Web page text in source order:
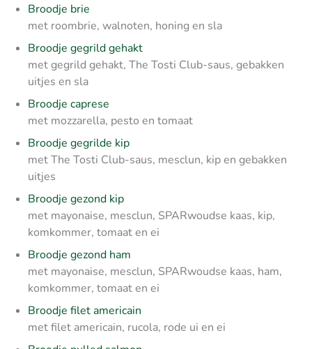
Broodje brie
met roombrie, walnoten, honing en sla
Broodje gegrild gehakt
met gegrild gehakt, The Tosti Club-saus, gebakken
uitjes en sla
Broodje caprese
met mozzarella, pesto en tomaat
Broodje gegrilde kip
met The Tosti Club-saus, mesclun, kip en gebakken
uitjes
Broodje gezond kip
met mayonaise, mesclun, SPARwoudse kaas, kip,
komkommer, tomaat en ei
Broodje gezond ham
met mayonaise, mesclun, SPARwoudse kaas, ham,
komkommer, tomaat en ei
Broodje filet americain
met filet americain, rucola, rode ui en ei